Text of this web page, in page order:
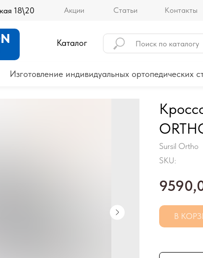
18\20 Контакты
Статьи
Акции
Изготовление индивидуальных ортопедических
Каталог
Sursil Ortho
SKU:
В